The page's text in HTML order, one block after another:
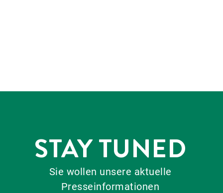
STAY TUNED
Sie wollen unsere aktuelle
Presseinformationen